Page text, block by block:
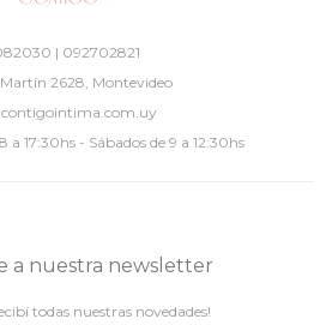
| 092702821
2628, Montevideo
a 17:30hs - Sábados de 9 a 12:30hs
a nuestra newsletter
todas nuestras novedades!